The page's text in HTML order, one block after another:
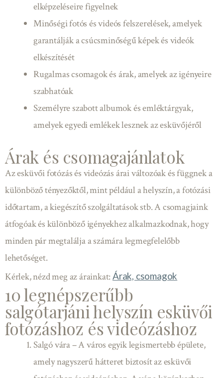
elképzeléseire figyelnek
Minőségi fotós és videós felszerelések, amelyek
garantálják a csúcsminőségű képek és videók
elkészítését
Rugalmas csomagok és árak, amelyek az igényeire
szabhatóak
Személyre szabott albumok és emléktárgyak,
amelyek egyedi emlékek lesznek az esküvőjéről
Árak és csomagajánlatok
Az esküvői fotózás és videózás árai változóak és függnek a
különböző tényezőktől, mint például a helyszín, a fotózási
időtartam, a kiegészítő szolgáltatások stb. A csomagjaink
átfogóak és különböző igényekhez alkalmazkodnak, hogy
minden pár megtalálja a számára legmegfelelőbb
lehetőséget.
Kérlek, nézd meg az árainkat: Árak, csomagok
10 legnépszerűbb
salgótarjáni helyszín esküvői
fotózáshoz és videózáshoz
Salgó vára – A város egyik legismertebb épülete,
amely nagyszerű hátteret biztosít az esküvői